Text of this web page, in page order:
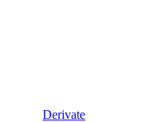
Derivate